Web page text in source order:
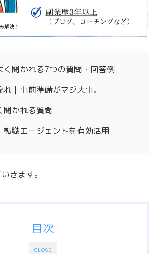
く聞かれる7つの質問・回答例
れ｜事前準備がマジ大事。
聞かれる質問
転職エージェントを有効活用
きます。
CLOSE
目次